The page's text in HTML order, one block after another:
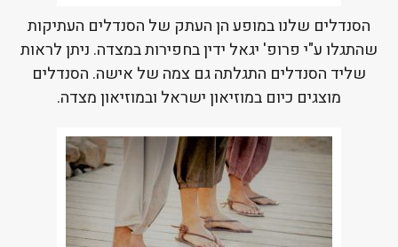
הסנדלים שלנו במופע הן העתק של הסנדלים העתיקות
שהתגלו ע"י פרופ' יגאל ידין בחפירות במצדה. ניתן לראות
שליד הסנדלים התגלתה גם צמה של אישה. הסנדלים
מוצגים כיום במוזיאון ישראל ובמוזיאון מצדה.